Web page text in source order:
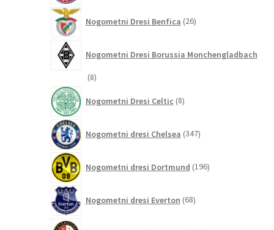
Nogometni Dresi Benfica 26izdelkov
Nogometni Dresi Borussia Monchengladbach
88
Nogometni Dresi Celtic 8izdelkov
Nogometni dresi Chelsea 347izdelkov
Nogometni dresi Dortmund 196izdelkov
Nogometni dresi Everton 68izdelkov